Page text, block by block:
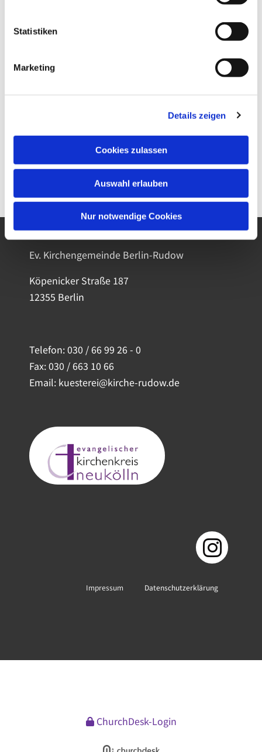
Statistiken
Marketing
Details zeigen
Cookies zulassen
Auswahl erlauben
Nur notwendige Cookies
Ev. Kirchengemeinde Berlin-Rudow
Köpenicker Straße 187
12355 Berlin
Telefon:030 / 66 99 26 - 0
Fax: 030 / 663 10 66
Email: kuesterei@kirche-rudow.de
Impressum Datenschutzerklärung
ChurchDesk-Login